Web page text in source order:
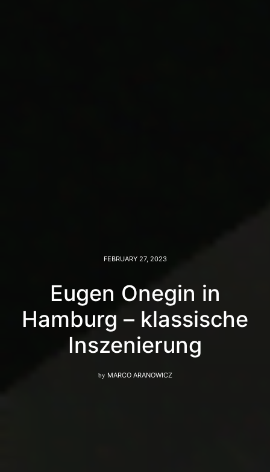
FEBRUARY 27, 2023
Eugen Onegin in
Hamburg – klassische
Inszenierung
by MARCO ARANOWICZ